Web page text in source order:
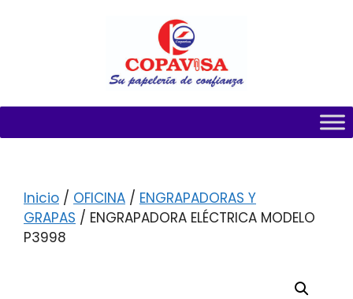
Inicio / OFICINA / ENGRAPADORAS Y
GRAPAS / ENGRAPADORA ELÉCTRICA MODELO
P3998